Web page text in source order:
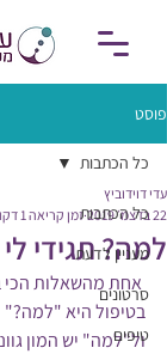
פוסט
כל הכתבות
מעניין לדעת
סרטונים
טיפים
כל הכתבות
למה? תגידי
עדי דוידוביץ
22 בדצמ׳ 2019
זמן קריאה 1 דקות
אחת מהשאלות הכי
בטיפול היא "למה?"
ול"למה" יש המון